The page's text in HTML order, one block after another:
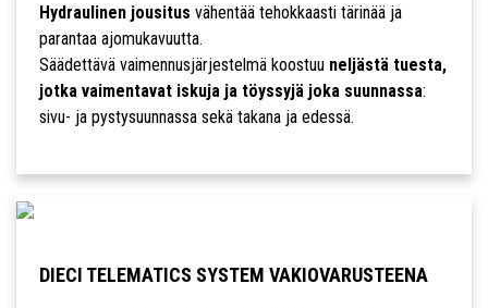
Hydraulinen jousitus vähentää tehokkaasti tärinää ja
parantaa ajomukavuutta.
Säädettävä vaimennusjärjestelmä koostuu neljästä tuesta,
jotka vaimentavat iskuja ja töyssyjä joka suunnassa:
sivu- ja pystysuunnassa sekä takana ja edessä.
DIECI TELEMATICS SYSTEM VAKIOVARUSTEENA